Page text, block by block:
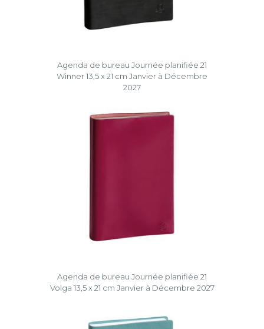
Agenda de bureau Journée planifiée 21
Winner 13,5 x 21 cm Janvier à Décembre
2027
Agenda de bureau Journée planifiée 21
Volga 13,5 x 21 cm Janvier à Décembre 2027